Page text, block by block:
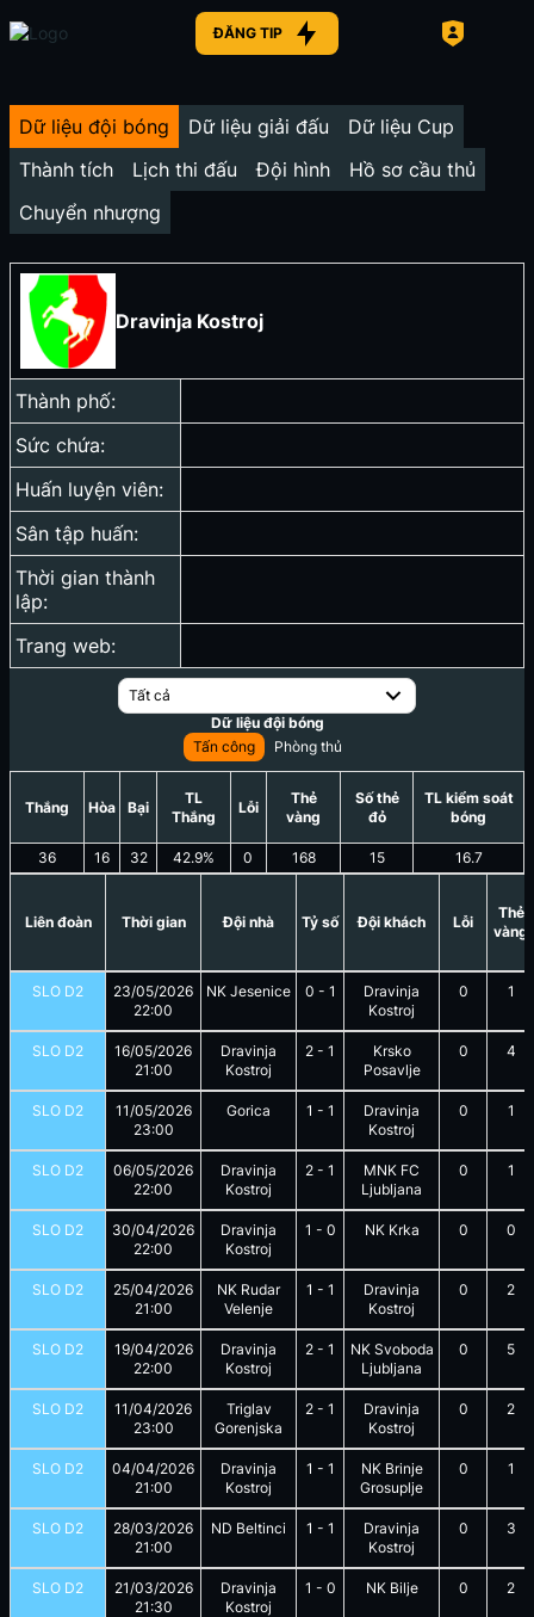
ĐĂNG TIP
Dữ liệu đội bóng Dữ liệu giải đấu
Dữ liệu Cup
Thành tích
Lịch thi đấu Đội hình
Hồ sơ cầu thủ
Chuyển nhượng
Dravinja Kostroj
Thành phố:
Sức chứa:
Huấn luyện viên:
Sân tập huấn:
Thời gian thành
lập:
Trang web:
Tất cả
Dữ liệu đội bóng
Tấn công
Phòng thủ
Thắng
36
Hòa
16
Bại
32
TL
Thắng
42.9%
Lỗi
0
Thẻ
vàng
168
Số thẻ
đỏ
15
TL kiểm soát
bóng
16.7
Liên đoàn Thời gian Đội nhà Tỷ số Đội khách Lỗi
Thẻ
vàng
SLO D2
23/05/2026
22:00
NK Jesenice 0 - 1
Dravinja
Kostroj
0 1
SLO D2
16/05/2026
21:00
Dravinja
Kostroj
2 - 1
Krsko
Posavlje
0 4
SLO D2
11/05/2026
23:00
Gorica 1 - 1
Dravinja
Kostroj
0 1
SLO D2
06/05/2026
22:00
Dravinja
Kostroj
2 - 1
MNK FC
Ljubljana
0 1
SLO D2
30/04/2026
22:00
Dravinja
Kostroj
1 - 0 NK Krka 0 0
SLO D2
25/04/2026
21:00
NK Rudar
Velenje
1 - 1
Dravinja
Kostroj
0 2
SLO D2
19/04/2026
22:00
Dravinja
Kostroj
2 - 1
NK Svoboda
Ljubljana
0 5
SLO D2
11/04/2026
23:00
Triglav
Gorenjska
2 - 1
Dravinja
Kostroj
0 2
SLO D2
04/04/2026
21:00
Dravinja
Kostroj
1 - 1
NK Brinje
Grosuplje
0 1
SLO D2
28/03/2026
21:00
ND Beltinci 1 - 1
Dravinja
Kostroj
0 3
SLO D2
21/03/2026
21:30
Dravinja
Kostroj
1 - 0 NK Bilje 0 2